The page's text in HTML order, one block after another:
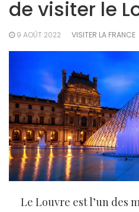
de visiter le
9 AOÛT 2022 VISITER LA FRANCE
Le Louvre est l’un des